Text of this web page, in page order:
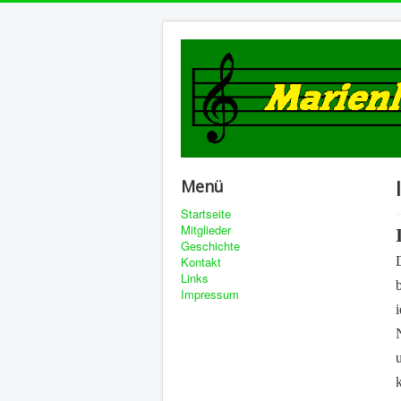
Menü
Startseite
Mitglieder
Geschichte
Kontakt
Links
Impressum